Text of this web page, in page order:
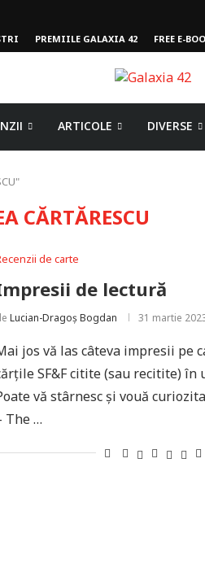
PREMIILE GALAXIA 42 FREE E-
ARTICOLE DIVERSE
CĂRTĂRESCU
de carte
de lectură
Lucian-Dragoș Bogdan 31 martie
jos vă las câteva impresii pe
SF&F citite (sau recitite) în
vă stârnesc și vouă
The …